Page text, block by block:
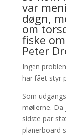
var
døgn,
om
fiske
Peter
Ingen
har fået styr
Som
møllerne.
sidste par
planerboard